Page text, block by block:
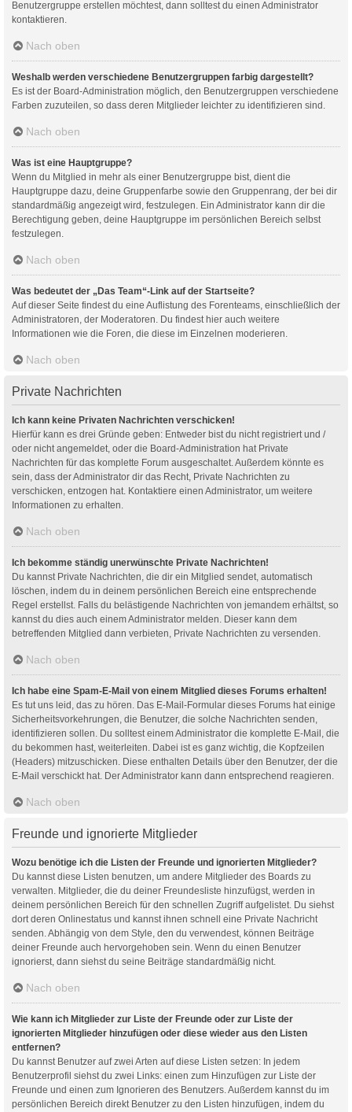
Benutzergruppe erstellen möchtest, dann solltest du einen Administrator
kontaktieren.
Nach oben
Weshalb werden verschiedene Benutzergruppen farbig dargestellt?
Es ist der Board-Administration möglich, den Benutzergruppen verschiedene
Farben zuzuteilen, so dass deren Mitglieder leichter zu identifizieren sind.
Nach oben
Was ist eine Hauptgruppe?
Wenn du Mitglied in mehr als einer Benutzergruppe bist, dient die
Hauptgruppe dazu, deine Gruppenfarbe sowie den Gruppenrang, der bei dir
standardmäßig angezeigt wird, festzulegen. Ein Administrator kann dir die
Berechtigung geben, deine Hauptgruppe im persönlichen Bereich selbst
festzulegen.
Nach oben
Was bedeutet der „Das Team“-Link auf der Startseite?
Auf dieser Seite findest du eine Auflistung des Forenteams, einschließlich der
Administratoren, der Moderatoren. Du findest hier auch weitere
Informationen wie die Foren, die diese im Einzelnen moderieren.
Nach oben
Private Nachrichten
Ich kann keine Privaten Nachrichten verschicken!
Hierfür kann es drei Gründe geben: Entweder bist du nicht registriert und /
oder nicht angemeldet, oder die Board-Administration hat Private
Nachrichten für das komplette Forum ausgeschaltet. Außerdem könnte es
sein, dass der Administrator dir das Recht, Private Nachrichten zu
verschicken, entzogen hat. Kontaktiere einen Administrator, um weitere
Informationen zu erhalten.
Nach oben
Ich bekomme ständig unerwünschte Private Nachrichten!
Du kannst Private Nachrichten, die dir ein Mitglied sendet, automatisch
löschen, indem du in deinem persönlichen Bereich eine entsprechende
Regel erstellst. Falls du belästigende Nachrichten von jemandem erhältst, so
kannst du dies auch einem Administrator melden. Dieser kann dem
betreffenden Mitglied dann verbieten, Private Nachrichten zu versenden.
Nach oben
Ich habe eine Spam-E-Mail von einem Mitglied dieses Forums erhalten!
Es tut uns leid, das zu hören. Das E-Mail-Formular dieses Forums hat einige
Sicherheitsvorkehrungen, die Benutzer, die solche Nachrichten senden,
identifizieren sollen. Du solltest einem Administrator die komplette E-Mail, die
du bekommen hast, weiterleiten. Dabei ist es ganz wichtig, die Kopfzeilen
(Headers) mitzuschicken. Diese enthalten Details über den Benutzer, der die
E-Mail verschickt hat. Der Administrator kann dann entsprechend reagieren.
Nach oben
Freunde und ignorierte Mitglieder
Wozu benötige ich die Listen der Freunde und ignorierten Mitglieder?
Du kannst diese Listen benutzen, um andere Mitglieder des Boards zu
verwalten. Mitglieder, die du deiner Freundesliste hinzufügst, werden in
deinem persönlichen Bereich für den schnellen Zugriff aufgelistet. Du siehst
dort deren Onlinestatus und kannst ihnen schnell eine Private Nachricht
senden. Abhängig von dem Style, den du verwendest, können Beiträge
deiner Freunde auch hervorgehoben sein. Wenn du einen Benutzer
ignorierst, dann siehst du seine Beiträge standardmäßig nicht.
Nach oben
Wie kann ich Mitglieder zur Liste der Freunde oder zur Liste der
ignorierten Mitglieder hinzufügen oder diese wieder aus den Listen
entfernen?
Du kannst Benutzer auf zwei Arten auf diese Listen setzen: In jedem
Benutzerprofil siehst du zwei Links: einen zum Hinzufügen zur Liste der
Freunde und einen zum Ignorieren des Benutzers. Außerdem kannst du im
persönlichen Bereich direkt Benutzer zu den Listen hinzufügen, indem du